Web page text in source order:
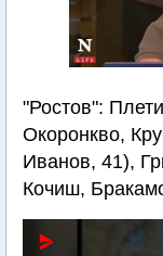
"Ростов":
Окоронкво,
Иванов, 41),
Кочиш,